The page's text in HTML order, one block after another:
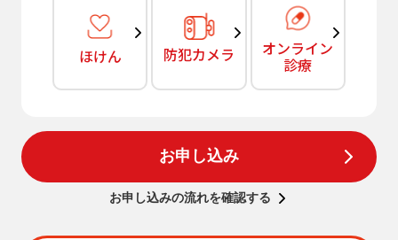
ほけん 防犯カメラ オンライン
診療
お申し込み
お申し込みの流れを確認する